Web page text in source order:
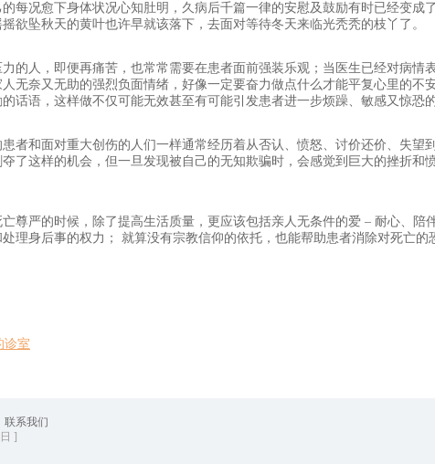
每况愈下身体状况心知肚明，久病后千篇一律的安慰及鼓励有时已经变成
欲坠秋天的黄叶也许早就该落下，去面对等待冬天来临光秃秃的枝丫了。
的人，即便再痛苦，也常常需要在患者面前强装乐观；当医生已经对病情
无奈又无助的强烈负面情绪，好像一定要奋力做点什么才能平复心里的不
话语，这样做不仅可能无效甚至有可能引发患者进一步烦躁、敏感又惊恐的
者和面对重大创伤的人们一样通常经历着从否认、愤怒、讨价还价、失望
了这样的机会，但一旦发现被自己的无知欺骗时，会感觉到巨大的挫折和
尊严的时候，除了提高生活质量，更应该包括亲人无条件的爱 – 耐心、陪
理身后事的权力； 就算没有宗教信仰的依托，也能帮助患者消除对死亡的
诊室
联系我们
]